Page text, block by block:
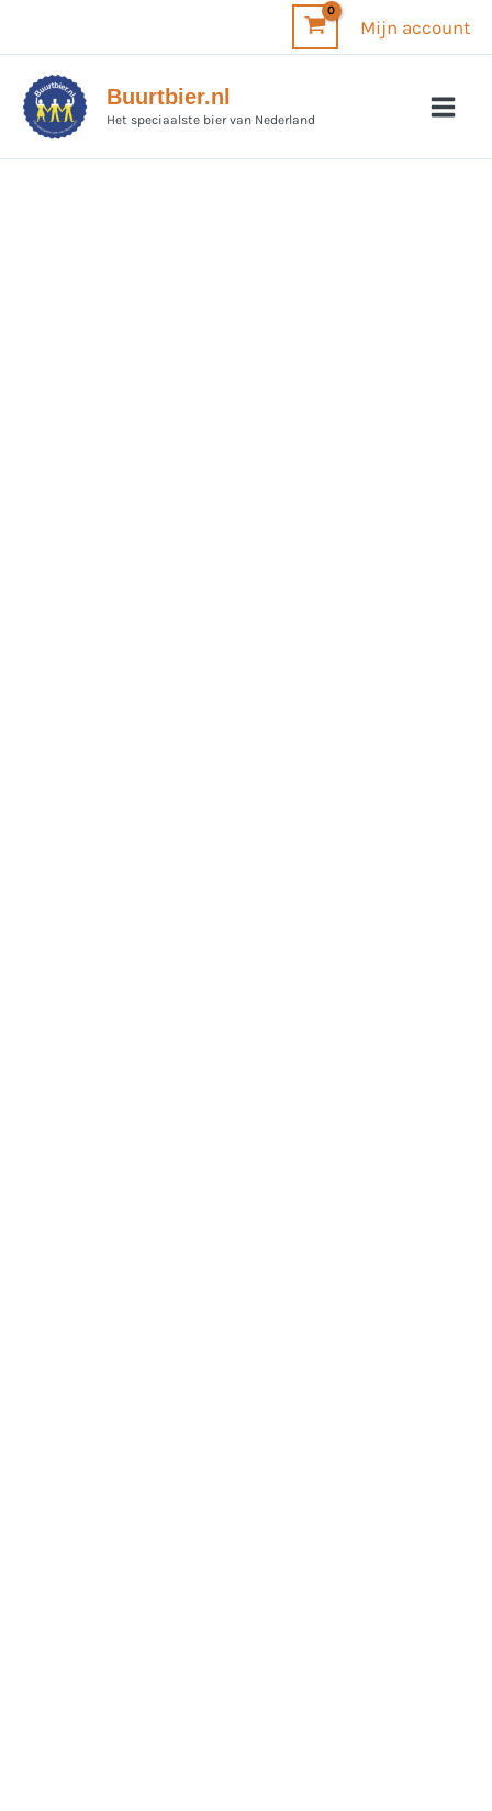
inhoud
Mijn account
Buurtbier.nl
Het speciaalste bier van Nederland